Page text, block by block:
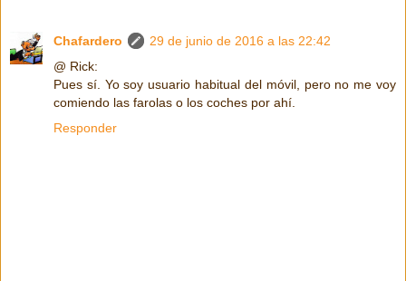
Chafardero
29 de junio de 2016 a las 22:42
@ Rick:
Pues sí. Yo soy usuario habitual del móvil, pero no me voy
comiendo las farolas o los coches por ahí.
Responder